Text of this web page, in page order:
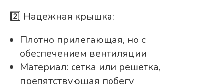
2️⃣ Надежная крышка:
Плотно прилегающая, но с
обеспечением вентиляции
Материал: сетка или решетка,
препятствующая побегу